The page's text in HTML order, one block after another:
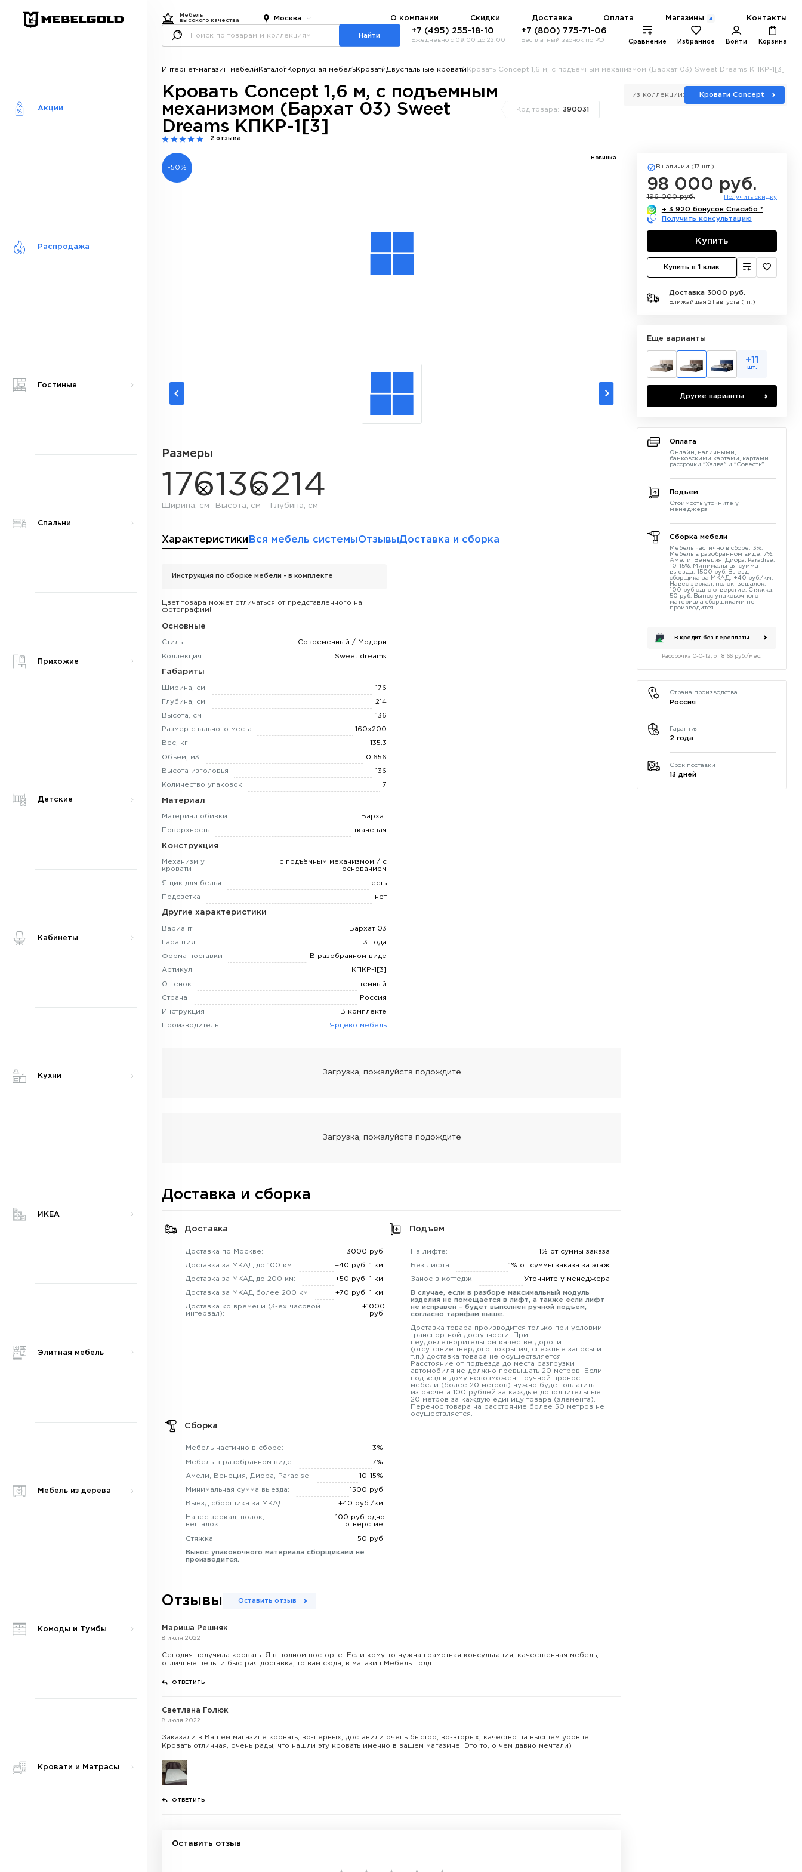
Акции
Распродажа
Гостиные
Спальни
Прихожие
Детские
Кабинеты
Кухни
ИКЕА
Элитная мебель
Мебель из дерева
Комоды и Тумбы
Кровати и Матрасы
Мебель
высокого качества
Москва О компании Скидки Доставка Оплата Магазины 4 Контакты
Найти
+7 (495) 255-18-10
Ежедневно с 09:00 до 22:00
+7 (800) 775-71-06
Бесплатный звонок по РФ Сравнение Избранное Войти Корзина
Интернет-магазин мебели КаталогКорпусная мебельКроватиДвуспальные кровати Кровать Concept 1,6 м, с подъемным механизмом (Бархат 03) Sweet Dreams КПКР-1[3]
Кровать Concept 1,6 м, с подъемным
механизмом (Бархат 03) Sweet
Dreams КПКР-1[3]
Код товара: 390031
2 отзыва
из коллекции: Кровати Concept
-50%
Новинка
Размеры
176
Ширина, см
136
Высота, см
214
Глубина, см
Характеристики Вся мебель системыОтзывыДоставка и сборка
Инструкция по сборке мебели - в комплекте
Цвет товара может отличаться от представленного на
фотографии!
Основные
Стиль Современный / Модерн
Коллекция Sweet dreams
Габариты
Ширина, см 176
Глубина, см 214
Высота, см 136
Размер спального места 160x200
Вес, кг 135.3
Объем, м3 0.656
Высота изголовья 136
Количество упаковок 7
Материал
Материал обивки Бархат
Поверхность тканевая
Конструкция
Механизм у
кровати
с подъёмным механизмом / с
основанием
Ящик для белья есть
Подсветка нет
Другие характеристики
Вариант Бархат 03
Гарантия 3 года
Форма поставки В разобранном виде
Артикул КПКР-1[3]
Оттенок темный
Страна Россия
Инструкция В комплекте
Производитель Ярцево мебель
Доставка и сборка
Доставка
Доставка по Москве: 3000 руб.
Доставка за МКАД до 100 км: +40 руб. 1 км.
Доставка за МКАД до 200 км: +50 руб. 1 км.
Доставка за МКАД более 200 км: +70 руб. 1 км.
Доставка ко времени (3-ех часовой
интервал):
+1000
руб.
Подъем
На лифте: 1% от суммы заказа
Без лифта: 1% от суммы заказа за этаж
Занос в коттедж: Уточните у менеджера
В случае, если в разборе максимальный модуль
изделия не помещается в лифт, а также если лифт
не исправен - будет выполнен ручной подъем,
согласно тарифам выше.
Доставка товара производится только при условии
транспортной доступности. При
неудовлетворительном качестве дороги
(отсутствие твердого покрытия, снежные заносы и
т.п.) доставка товара не осуществляется.
Расстояние от подъезда до места разгрузки
автомобиля не должно превышать 20 метров. Если
подъезд к дому невозможен - ручной пронос
мебели (более 20 метров) нужно будет оплатить
из расчета 100 рублей за каждые дополнительные
20 метров за каждую единицу товара (элемента).
Перенос товара на расстояние более 50 метров не
осуществляется.
Сборка
Мебель частично в сборе: 3%.
Мебель в разобранном виде: 7%.
Амели, Венеция, Диора, Paradise: 10-15%.
Минимальная сумма выезда: 1500 руб.
Выезд сборщика за МКАД: +40 руб./км.
Навес зеркал, полок,
вешалок:
100 руб одно
отверстие.
Стяжка: 50 руб.
Вынос упаковочного материала сборщиками не
производится.
Отзывы Оставить отзыв
Мариша Решняк
8 июля 2022
Сегодня получила кровать. Я в полном восторге. Если кому-то нужна грамотная консультация, качественная мебель,
отличные цены и быстрая доставка, то вам сюда, в магазин Мебель Голд.
ОТВЕТИТЬ
Светлана Голюк
8 июля 2022
Заказали в Вашем магазине кровать, во-первых, доставили очень быстро, во-вторых, качество на высшем уровне.
Кровать отличная, очень рады, что нашли эту кровать именно в вашем магазине. Это то, о чем давно мечтали)
ОТВЕТИТЬ
Оставить отзыв
В наличии (17 шт.)
98 000 руб.
196 000 руб. Получить скидку
+ 3 920 бонусов Спасибо *
Получить консультацию
Купить
Купить в 1 клик
Доставка 3000 руб.
Ближайшая 21 августа (пт.)
Еще варианты
+11
шт.
Другие варианты
Оплата
Онлайн, наличными,
банковскими картами, картами
рассрочки "Халва" и "Совесть"
Подъем
Стоимость уточните у
менеджера
Сборка мебели
Мебель частично в сборе: 3%.
Мебель в разобранном виде: 7%.
Амели, Венеция, Диора, Paradise:
10-15%. Минимальная сумма
выезда: 1500 руб. Выезд
сборщика за МКАД: +40 руб./км.
Навес зеркал, полок, вешалок:
100 руб одно отверстие. Стяжка:
50 руб. Вынос упаковочного
материала сборщиками не
производится.
В кредит без переплаты
Рассрочка 0-0-12, от 8166 руб./мес.
Страна производства
Россия
Гарантия
2 года
Срок поставки
13 дней